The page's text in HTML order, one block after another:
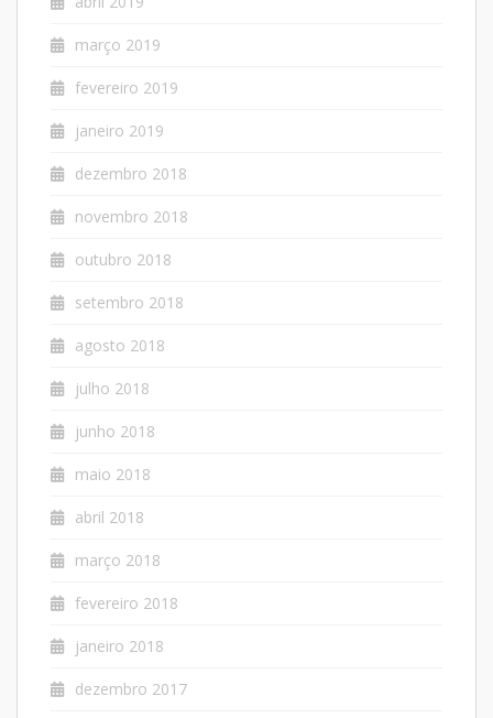
março 2019
fevereiro 2019
janeiro 2019
dezembro 2018
novembro 2018
outubro 2018
setembro 2018
agosto 2018
julho 2018
junho 2018
maio 2018
abril 2018
março 2018
fevereiro 2018
janeiro 2018
dezembro 2017